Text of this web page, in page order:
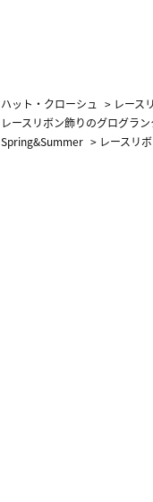
ハット・クローシュ > レース
レースリボン飾りのグログラ
Spring&Summer > レースリ